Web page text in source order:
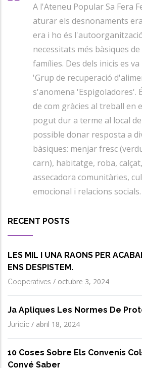
A l'Ateneu Popular Sa Fera
aturar els desnonaments
era i ho és
necessitats més bàsiques
famílies. Des dels inicis es
'Grup de recuperació
s'anomena 'Espigoladores'.
de com gràcies al treball en
pogut dur a terme al local
possible donar resposta a
bàsiques: menjar fresc
carn), habitatge, roba,
assecadora comunitàries,
emocional i relacions socials.
RECENT POSTS
LES MIL I UNA RAONS PER
ENS DESPISTEM.
Cooperatives / octubre 3, 2024
Ja Apliques Les Normes De
Jurídic / abril 18, 2024
10 Coses Sobre Els Convenis
Convé Saber